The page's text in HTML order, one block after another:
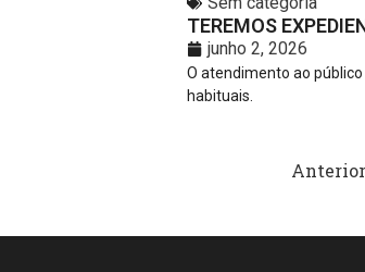
TEREMOS
junho 2, 2026
O atendimento ao
habituais.
Anterior